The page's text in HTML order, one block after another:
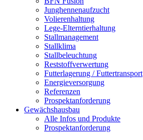
Junghennenaufzucht
Volierenhaltung
Lege-Elterntierhaltung
Stallmanagement
Stallklima
Stallbeleuchtung
Reststoffverwertung
Futterlagerung / Futtertransport
Energieversorgung
Referenzen
Prospektanforderung
Gewächshausbau
Alle Infos und Produkte
Prospektanforderung